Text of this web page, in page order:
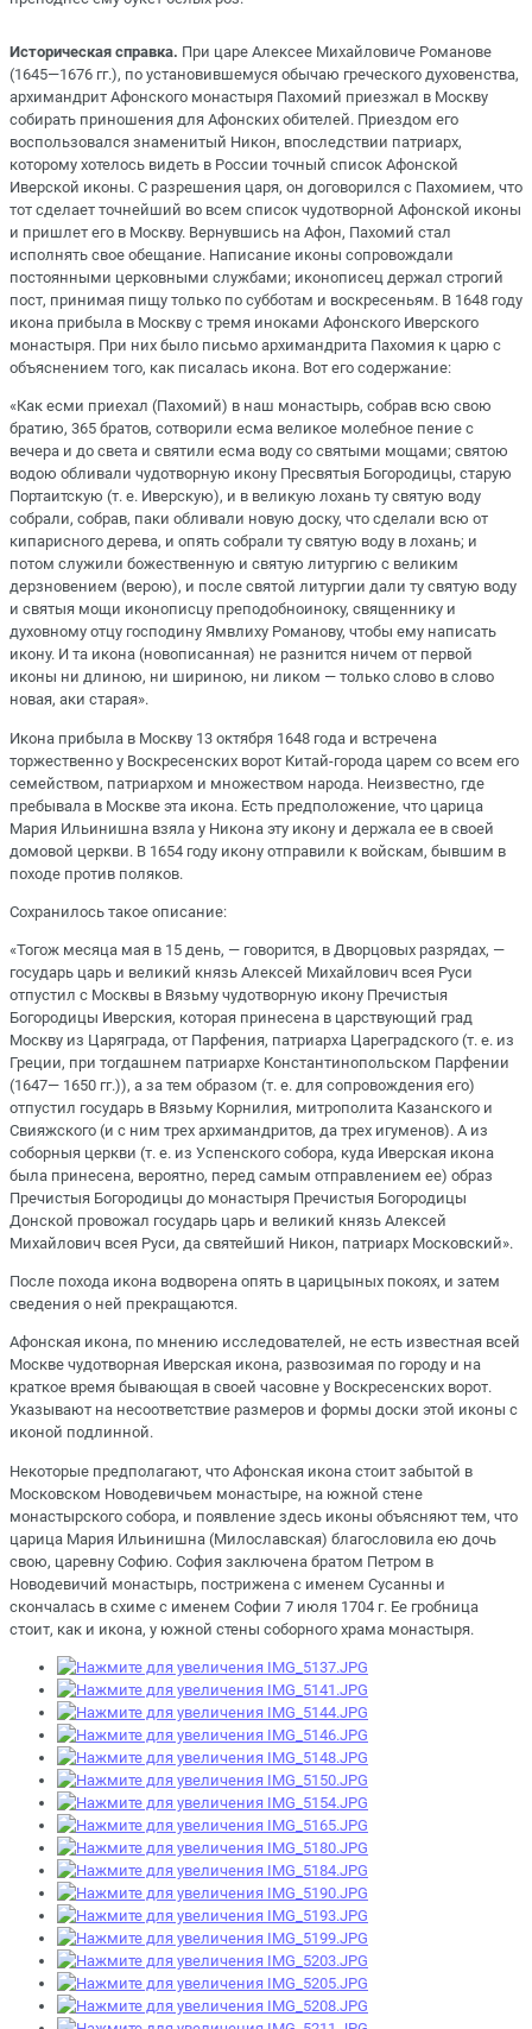
Историческая справка. При царе Алексее Михайловиче Романове
(1645—1676 гг.), по установившемуся обычаю греческого духовенства,
архимандрит Афонского монастыря Пахомий приезжал в Москву
собирать приношения для Афонских обителей. Приездом его
воспользовался знаменитый Никон, впоследствии патриарх,
которому хотелось видеть в России точный список Афонской
Иверской иконы. С разрешения царя, он договорился с Пахомием, что
тот сделает точнейший во всем список чудотворной Афонской иконы
и пришлет его в Москву. Вернувшись на Афон, Пахомий стал
исполнять свое обещание. Написание иконы сопровождали
постоянными церковными службами; иконописец держал строгий
пост, принимая пищу только по субботам и воскресеньям. В 1648 году
икона прибыла в Москву с тремя иноками Афонского Иверского
монастыря. При них было письмо архимандрита Пахомия к царю с
объяснением того, как писалась икона. Вот его содержание:
«Как есми приехал (Пахомий) в наш монастырь, собрав всю свою
братию, 365 братов, сотворили есма великое молебное пение с
вечера и до света и святили есма воду со святыми мощами; святою
водою обливали чудотворную икону Пресвятыя Богородицы, старую
Портаитскую (т. е. Иверскую), и в великую лохань ту святую воду
собрали, собрав, паки обливали новую доску, что сделали всю от
кипарисного дерева, и опять собрали ту святую воду в лохань; и
потом служили божественную и святую литургию с великим
дерзновением (верою), и после святой литургии дали ту святую воду
и святыя мощи иконописцу преподобноиноку, священнику и
духовному отцу господину Ямвлиху Романову, чтобы ему написать
икону. И та икона (новописанная) не разнится ничем от первой
иконы ни длиною, ни шириною, ни ликом — только слово в слово
новая, аки старая».
Икона прибыла в Москву 13 октября 1648 года и встречена
торжественно у Воскресенских ворот Китай-города царем со всем его
семейством, патриархом и множеством народа. Неизвестно, где
пребывала в Москве эта икона. Есть предположение, что царица
Мария Ильинишна взяла у Никона эту икону и держала ее в своей
домовой церкви. В 1654 году икону отправили к войскам, бывшим в
походе против поляков.
Сохранилось такое описание:
«Тогож месяца мая в 15 день, — говорится, в Дворцовых разрядах, —
государь царь и великий князь Алексей Михайлович всея Руси
отпустил с Москвы в Вязьму чудотворную икону Пречистыя
Богородицы Иверския, которая принесена в царствующий град
Москву из Царяграда, от Парфения, патриарха Цареградского (т. е. из
Греции, при тогдашнем патриархе Константинопольском Парфении
(1647— 1650 гг.)), а за тем образом (т. е. для сопровождения его)
отпустил государь в Вязьму Корнилия, митрополита Казанского и
Свияжского (и с ним трех архимандритов, да трех игуменов). А из
соборныя церкви (т. е. из Успенского собора, куда Иверская икона
была принесена, вероятно, перед самым отправлением ее) образ
Пречистыя Богородицы до монастыря Пречистыя Богородицы
Донской провожал государь царь и великий князь Алексей
Михайлович всея Руси, да святейший Никон, патриарх Московский».
После похода икона водворена опять в царицыных покоях, и затем
сведения о ней прекращаются.
Афонская икона, по мнению исследователей, не есть известная всей
Москве чудотворная Иверская икона, развозимая по городу и на
краткое время бывающая в своей часовне у Воскресенских ворот.
Указывают на несоответствие размеров и формы доски этой иконы с
иконой подлинной.
Некоторые предполагают, что Афонская икона стоит забытой в
Московском Новодевичьем монастыре, на южной стене
монастырского собора, и появление здесь иконы объясняют тем, что
царица Мария Ильинишна (Милославская) благословила ею дочь
свою, царевну Софию. София заключена братом Петром в
Новодевичий монастырь, пострижена с именем Сусанны и
скончалась в схиме с именем Софии 7 июля 1704 г. Ее гробница
стоит, как и икона, у южной стены соборного храма монастыря.